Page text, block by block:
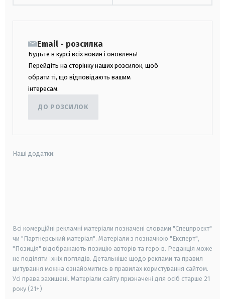
Email - розсилка
Будьте в курсі всіх новин і оновлень!
Перейдіть на сторінку наших розсилок, щоб
обрати ті, що відповідають вашим
інтересам.
ДО РОЗСИЛОК
Наші додатки:
Всі комерційні рекламні матеріали позначені словами "Спецпроєкт"
чи "Партнерський матеріал". Матеріали з позначкою "Експерт",
"Позиція" відображають позицію авторів та героїв. Редакція може
не поділяти їхніх поглядів. Детальніше щодо реклами та правил
цитування можна ознайомитись в правилах користування сайтом.
Усі права захищені. Матеріали сайту призначені для осіб старше 21
року (21+)